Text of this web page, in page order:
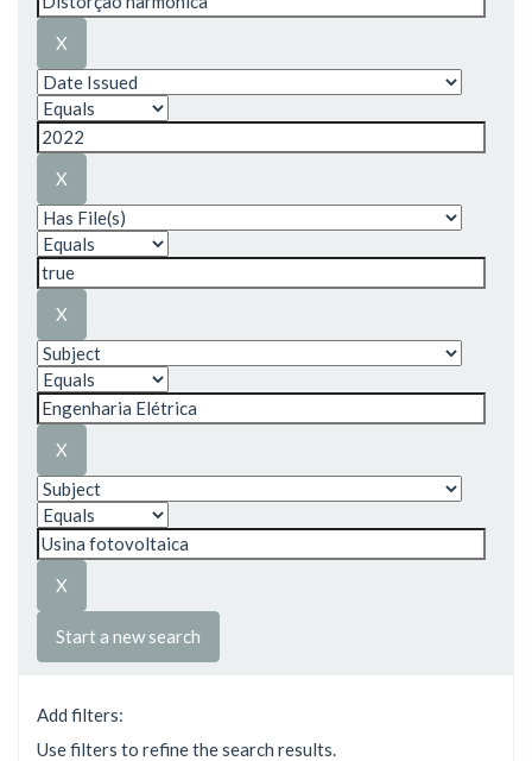
Start a new search
Add filters:
Use filters to refine the search results.